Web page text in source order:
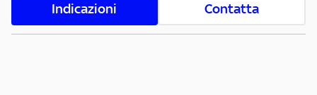
Indicazioni Contatta